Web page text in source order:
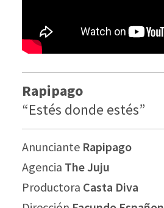
Rapipago
“Estés donde estés”
Anunciante Rapipago
Agencia The Juju
Productora Casta Diva